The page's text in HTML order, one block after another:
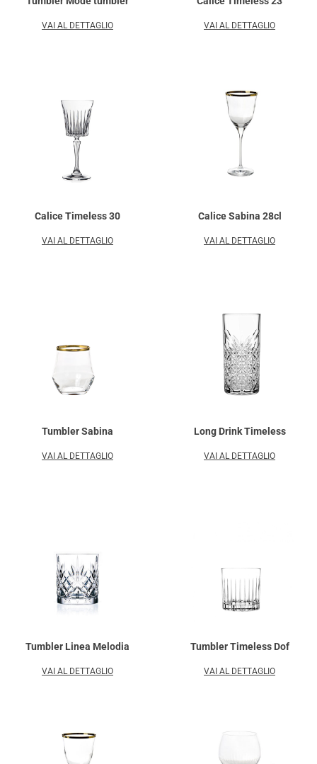
VAI AL DETTAGLIO VAI AL DETTAGLIO
Calice Timeless 30
VAI AL DETTAGLIO
Calice Sabina 28cl
VAI AL DETTAGLIO
Tumbler Sabina
VAI AL DETTAGLIO
Long Drink Timeless
VAI AL DETTAGLIO
Tumbler Linea Melodia
VAI AL DETTAGLIO
Tumbler Timeless Dof
VAI AL DETTAGLIO